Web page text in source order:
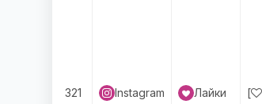
321 Instagram Лайки [